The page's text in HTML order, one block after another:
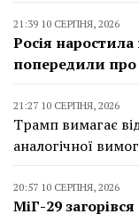
21:39 10 СЕРПНЯ, 2026
Росія
попередили про
21:27 10 СЕРПНЯ, 2026
Трамп вимагає
аналогічної
20:57 10 СЕРПНЯ, 2026
МіГ-29